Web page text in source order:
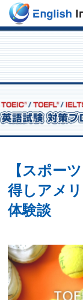
【スポー
得しアメ
体験談